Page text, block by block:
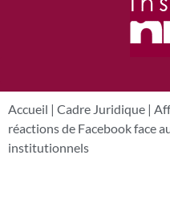
Accueil | Cadre Juridique |
réactions de Facebook face
institutionnels